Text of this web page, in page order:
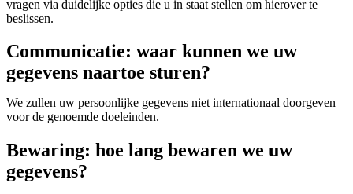
vragen via duidelijke opties die u in staat stellen om hierover te
beslissen.
Communicatie: waar kunnen we uw
gegevens naartoe sturen?
We zullen uw persoonlijke gegevens niet internationaal doorgeven
voor de genoemde doeleinden.
Bewaring: hoe lang bewaren we uw
gegevens?